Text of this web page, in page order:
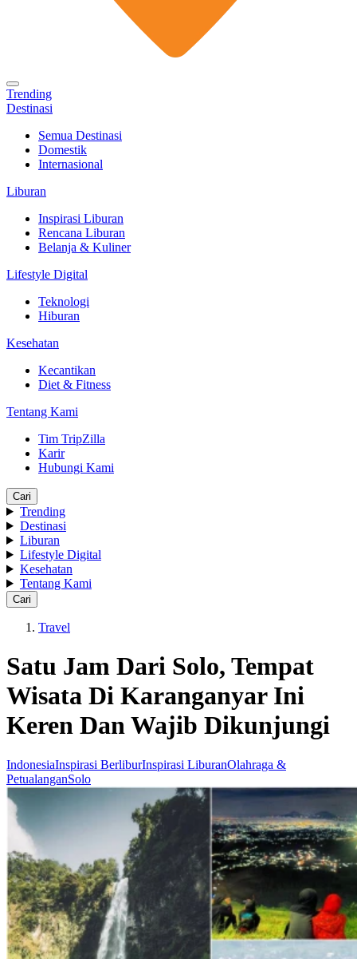
Trending
Destinasi
Semua Destinasi
Domestik
Internasional
Liburan
Inspirasi Liburan
Rencana Liburan
Belanja & Kuliner
Lifestyle Digital
Teknologi
Hiburan
Kesehatan
Kecantikan
Diet & Fitness
Tentang Kami
Tim TripZilla
Karir
Hubungi Kami
Cari
Trending
Destinasi
Liburan
Lifestyle Digital
Kesehatan
Tentang Kami
Cari
Travel
Satu Jam Dari Solo, Tempat
Wisata Di Karanganyar Ini
Keren Dan Wajib Dikunjungi
IndonesiaInspirasi BerliburInspirasi LiburanOlahraga &
PetualanganSolo